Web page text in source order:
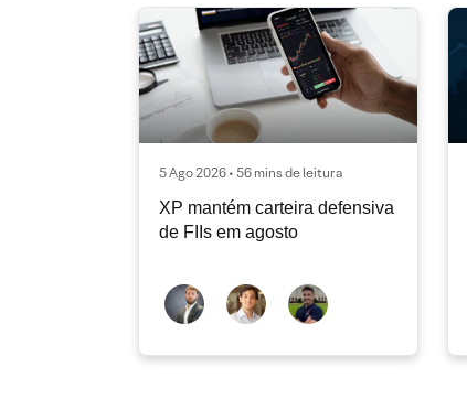
5 Ago 2026 • 56 mins de leitura
XP mantém carteira defensiva
de FIIs em agosto